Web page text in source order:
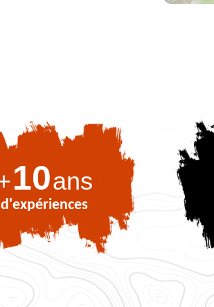
10ans
d'expériences